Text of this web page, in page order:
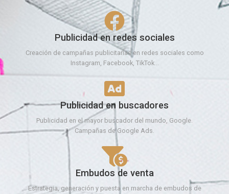
Publicidad en redes sociales
Creación de campañas publicitarias en redes sociales como
Instagram, Facebook, TikTok...
Publicidad en buscadores
Publicidad en el mayor buscador del mundo, Google.
Campañas de Google Ads.
Embudos de venta
Estrategia, generación y puesta en marcha de embudos de